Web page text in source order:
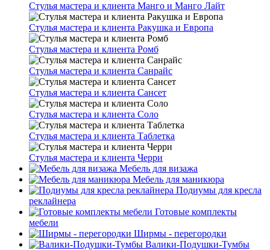
Стулья мастера и клиента Манго и Манго Лайт
Стулья мастера и клиента Ракушка и Европа
Стулья мастера и клиента Ромб
Стулья мастера и клиента Санрайс
Стулья мастера и клиента Сансет
Стулья мастера и клиента Соло
Стулья мастера и клиента Таблетка
Стулья мастера и клиента Черри
Мебель для визажа
Мебель для маникюра
Подиумы для кресла
реклайнера
Готовые комплекты
мебели
Ширмы - перегородки
Валики-Подушки-Тумбы